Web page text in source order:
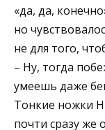
«да, да,
но
не для того,
– Ну, тогда
умеешь даже
Тонкие ножки
почти сразу же